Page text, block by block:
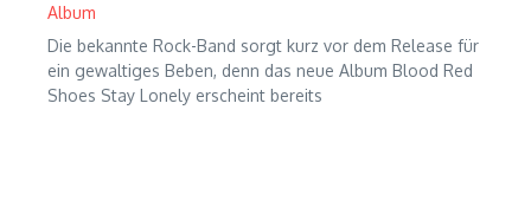
Album
Die bekannte Rock-Band sorgt kurz vor dem Release für
ein gewaltiges Beben, denn das neue Album Blood Red
Shoes Stay Lonely erscheint bereits